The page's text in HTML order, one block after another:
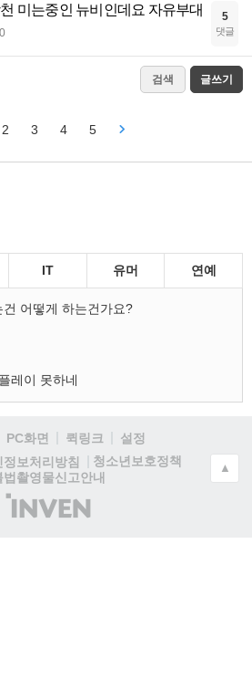
미는중인 뉴비인데요 자유부대 5
댓글
검색 글쓰기
2 3 4 5
IT 유머 연예
어떻게 하는건가요?
레이 못하네
PC화면 퀵링크
설정
정보처리방침
청소년보호정책
법촬영물신고안내
(주)
인
▲